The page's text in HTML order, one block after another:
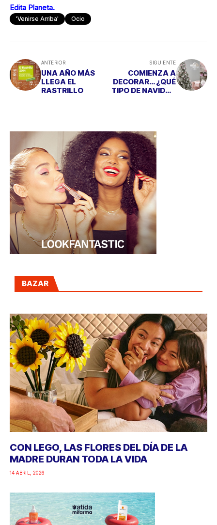
Edita Planeta.
'Venirse Arriba' Ocio
ANTERIOR
UNA AÑO MÁS
LLEGA EL
RASTRILLO
SIGUIENTE
COMIENZA A
DECORAR… ¿QUÉ
TIPO DE NAVIDAD
BAZAR
CON LEGO, LAS FLORES DEL DÍA DE LA
MADRE DURAN TODA LA VIDA
14 ABRIL, 2026